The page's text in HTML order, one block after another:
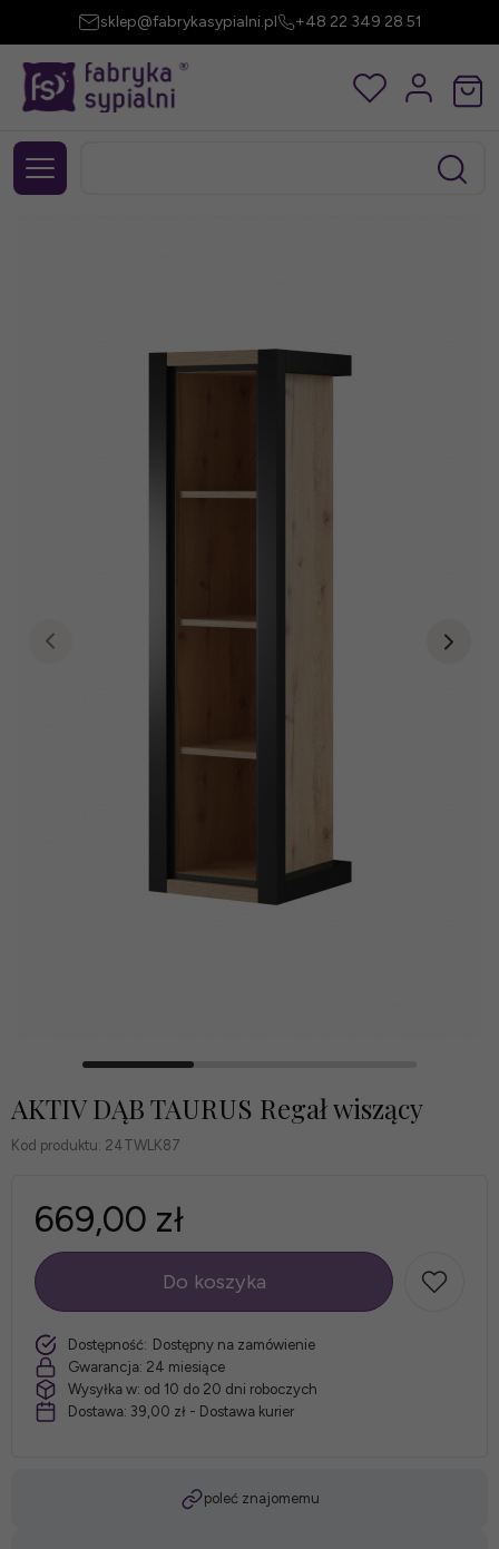
sklep@fabrykasypialni.pl +48 22 349 28 51
AKTIV DĄB TAURUS Regał wiszący
Kod produktu: 24TWLK87
669,00 zł
szt.
Do koszyka
Dostępność: Dostępny na zamówienie
Gwarancja: 24 miesiące
Wysyłka w: od 10 do 20 dni roboczych
Dostawa: 39,00 zł - Dostawa kurier
poleć znajomemu